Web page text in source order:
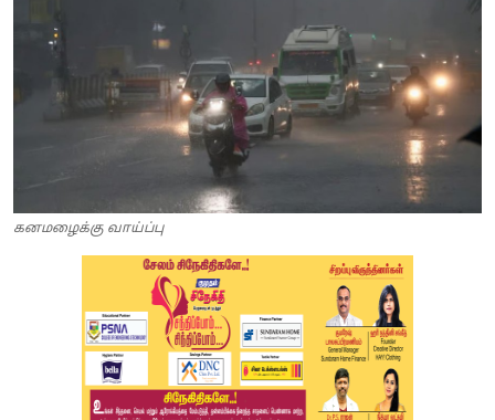
கனமழைக்கு வாய்ப்பு